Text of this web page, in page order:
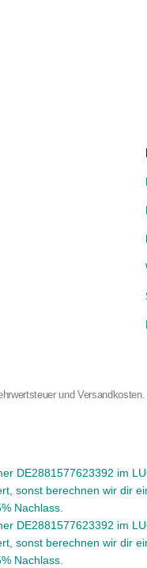
und Versandkosten.
DE2881577623392 im
sonst berechnen wir dir
Nachlass.
DE2881577623392 im
sonst berechnen wir dir
Nachlass.